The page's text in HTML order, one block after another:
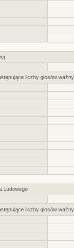
liczby głosów
Ludowego
liczby głosów